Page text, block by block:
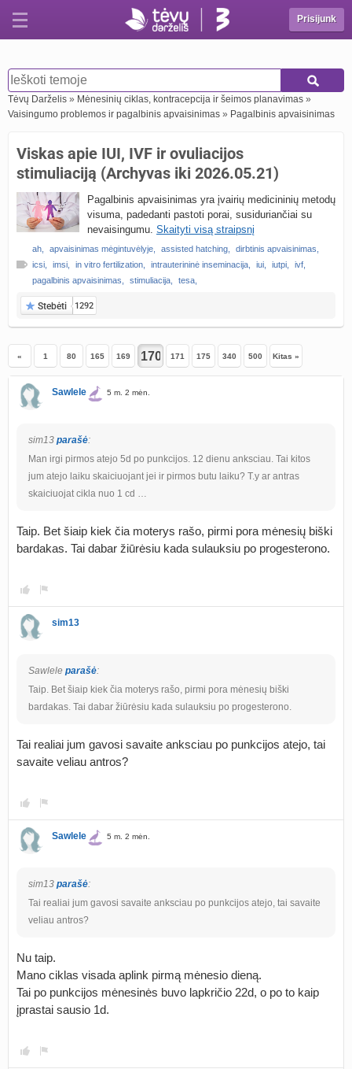
Prisijunk
Tėvų Darželis » Mėnesinių ciklas, kontracepcija ir šeimos planavimas »
Vaisingumo problemos ir pagalbinis apvaisinimas » Pagalbinis apvaisinimas
Viskas apie IUI, IVF ir ovuliacijos
stimuliaciją (Archyvas iki 2026.05.21)
Pagalbinis apvaisinimas yra įvairių medicininių metodų
visuma, padedanti pastoti porai, susiduriančiai su
nevaisingumu. Skaityti visą straipsnį
ah apvaisinimas mėgintuvėlyje assisted hatching dirbtinis apvaisinimas
icsi
imsi in vitro fertilization intrauterininė inseminacija iui iutpi ivf
pagalbinis apvaisinimas
stimuliacija tesa
Stebėti 1292
« 1 80 165 169 171 175 340 500 Kitas »
Sawlele 5 m. 2 mėn.
sim13 parašė:
Man irgi pirmos atejo 5d po punkcijos. 12 dienu anksciau. Tai kitos
jum atejo laiku skaiciuojant jei ir pirmos butu laiku? T.y ar antras
skaiciuojat cikla nuo 1 cd …
Taip. Bet šiaip kiek čia moterys rašo, pirmi pora mėnesių biški
bardakas. Tai dabar žiūrėsiu kada sulauksiu po progesterono.
sim13
Sawlele parašė:
Taip. Bet šiaip kiek čia moterys rašo, pirmi pora mėnesių biški
bardakas. Tai dabar žiūrėsiu kada sulauksiu po progesterono.
Tai realiai jum gavosi savaite anksciau po punkcijos atejo, tai
savaite veliau antros?
Sawlele 5 m. 2 mėn.
sim13 parašė:
Tai realiai jum gavosi savaite anksciau po punkcijos atejo, tai savaite
veliau antros?
Nu taip.
Mano ciklas visada aplink pirmą mėnesio dieną.
Tai po punkcijos mėnesinės buvo lapkričio 22d, o po to kaip
įprastai sausio 1d.